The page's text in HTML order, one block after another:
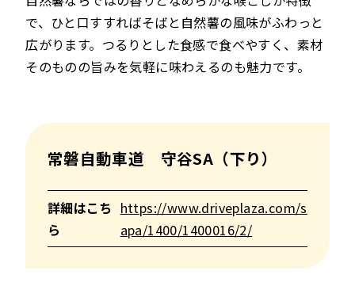
で、ひと口すすればそばと自然薯の風味がふわっと
広がります。つるりとした食感で食べやすく、素材
そのものの旨みを気軽に味わえるのも魅力です。
常磐自動車道 守谷SA（下り）
詳細はこち
ら
https://www.driveplaza.com/s
apa/1400/1400016/2/